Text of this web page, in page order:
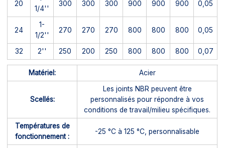
20
1/4''
300 300 300 900 900 900 0,05
24
1-
1/2''
270 270 270 800 800 800 0,05
32 2'' 250 200 250 800 800 800 0,07
Matériel: Acier
Scellés:
Les joints NBR peuvent être
personnalisés pour répondre à vos
conditions de travail/milieu spécifiques.
Températures de
fonctionnement :
-25 °C à 125 °C, personnalisable